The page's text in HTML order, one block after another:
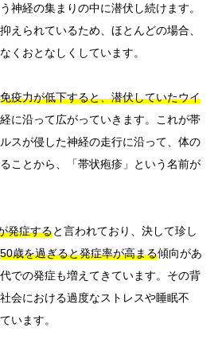
神経の集まりの中に潜伏し続けます。
えられているため、ほとんどの場合、
くおとなしくしています。
免疫力が低下すると、潜伏していたウイ
に沿って広がっていきます。これが帯
スが侵した神経の走行に沿って、体の
ことから、「帯状疱疹」という名前が
発症すると言われており、決して珍し
50歳を過ぎると発症率が高まる傾向があ
での発症も増えてきています。その背
会における過度なストレスや睡眠不
います。